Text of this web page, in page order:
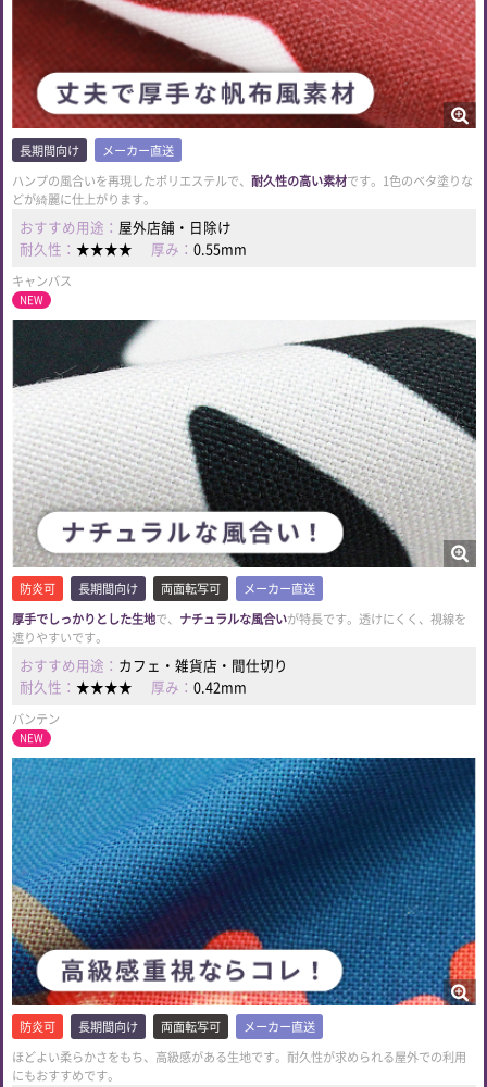
長期間向け
メーカー直送
ハンプの風合いを再現したポリエステルで、 耐久性の高い素材です。1色のベタ塗りな
どが綺麗に仕上がります。
おすすめ用途： 屋外店舗・日除け
耐久性： ★★★★ 厚み： 0.55mm
キャンバス
NEW
防炎可 長期間向け 両面転写可
メーカー直送
厚手でしっかりとした生地で、 ナチュラルな風合いが特長です。透けにくく、視線を
遮りやすいです。
おすすめ用途： カフェ・雑貨店・間仕切り
耐久性： ★★★★ 厚み： 0.42mm
バンテン
NEW
防炎可 長期間向け 両面転写可
メーカー直送
ほどよい柔らかさをもち、高級感がある生地です。耐久性が求められる屋外での利用
にもおすすめです。